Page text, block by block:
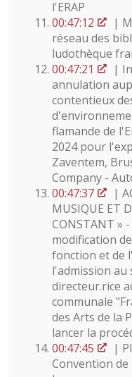
l'ERAP
00:47:12
|
réseau des
ludothèque
00:47:21
|
annulation
contentieux
flamande de
2024 pour
Zaventem,
Company -
00:47:37
|
MUSIQUE ET
CONSTANT »
modification
fonction et de
l'admission au
directeur.rice
communale
des Arts de la
lancer la
00:47:45
|
Convention